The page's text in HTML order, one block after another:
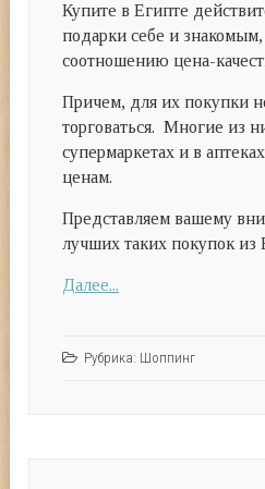
Купите в Египте
подарки себе и
соотношению цена-
Причем, для их покупки
торговаться. Многие из
супермаркетах и в
ценам.
Представляем вашему
лучших таких покупок из
Далее...
Рубрика: Шоппинг